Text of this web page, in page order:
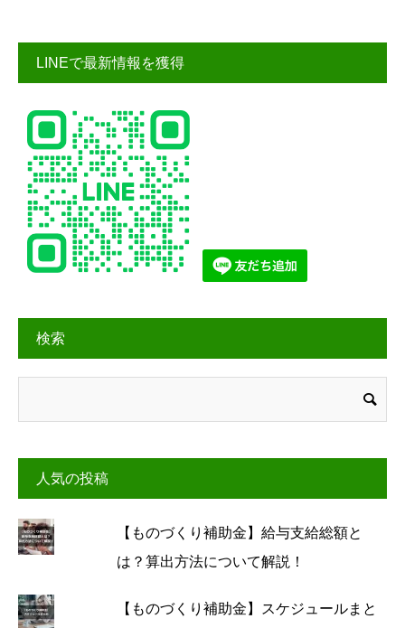
LINEで最新情報を獲得
検索
人気の投稿
【ものづくり補助金】給与支給総額と
は？算出方法について解説！
【ものづくり補助金】スケジュールまと